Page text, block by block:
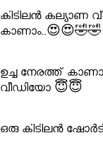
കിടിലൻ കല്യാണ
കാണാം..😍😍🤣🤣
ഉച്ച നേരത്ത്
വീഡിയോ 😇😇
ഒരു കിടിലൻ